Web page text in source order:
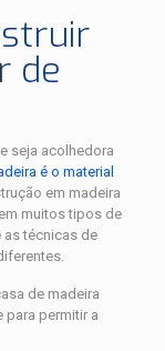
de
seja acolhedora
é o material
em madeira
muitos tipos de
as técnicas de
de madeira
para permitir a